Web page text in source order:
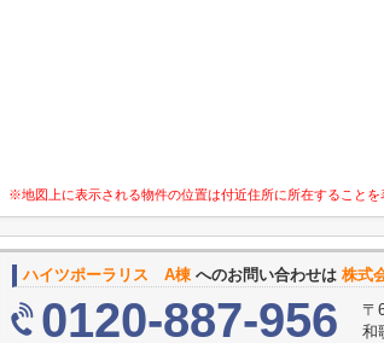
※地図上に表示される物件の位置は付近住所に所在すること
ハイツポーラリス A棟 へのお問い合わせは 株式
0120-887-956
〒
和